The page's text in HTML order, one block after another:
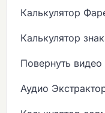
Калькулятор
Калькулятор
Повернуть видео
Аудио